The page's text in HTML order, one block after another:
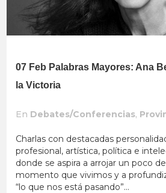
07 Feb Palabras Mayores: Ana
la Victoria
En Debates/Conferencias,
Charlas con destacadas
profesional, artística, política e
donde se aspira a arrojar un poco
momento que vivimos y a
“lo que nos está pasando”...